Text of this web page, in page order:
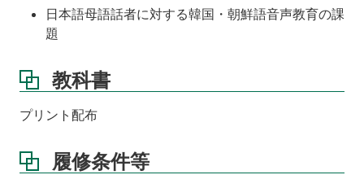
日本語母語話者に対する韓国・朝鮮語音声教育の課
題
教科書
プリント配布
履修条件等